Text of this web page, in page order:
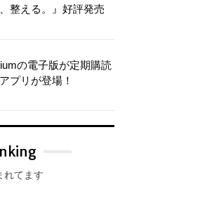
整える。』好評発売
の電子版が定期購読
プリが登場！
れてます